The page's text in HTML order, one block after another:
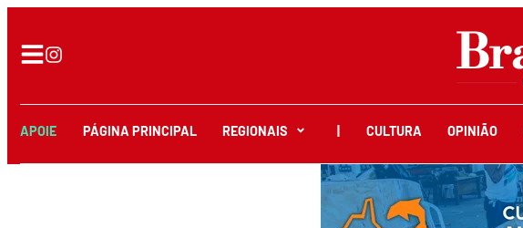
APOIE PÁGINA PRINCIPAL REGIONAIS CULTURA OPINIÃO